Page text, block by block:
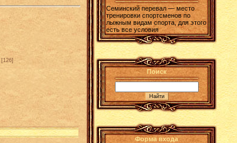
[126]
Семинский перевал — место
тренировки спортсменов по
лыжным видам спорта, для этого
есть все условия
Поиск
Форма входа